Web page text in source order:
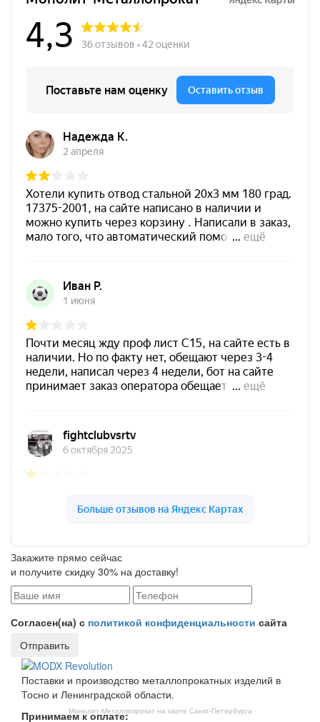
Монолит-Металлопрокат на карте Санкт‑Петербурга
Закажите прямо сейчас
и получите скидку 30% на доставку!
Согласен(на) с политикой конфиденциальности сайта
Отправить
Поставки и производство металлопрокатных изделий в
Тосно и Ленинградской области.
Принимаем к оплате: